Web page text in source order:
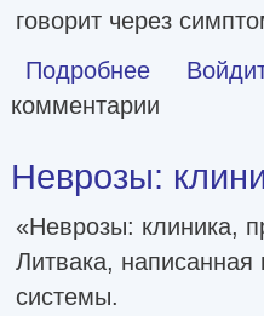
говорит через
Подробнее о Коды
комментарии
Неврозы:
«Неврозы: клиника,
Литвака,
системы.